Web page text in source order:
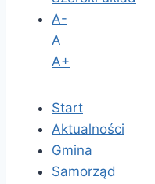
A-
A
A+
Start
Aktualności
Gmina
Samorząd